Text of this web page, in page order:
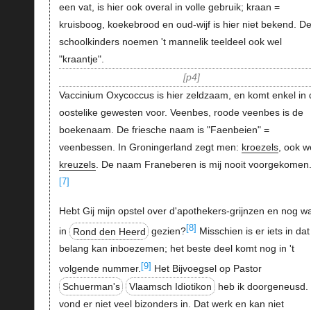
een vat, is hier ook overal in volle gebruik; kraan =
kruisboog, koekebrood en oud-wijf is hier niet bekend. De
schoolkinders noemen 't mannelik teeldeel ook wel
"kraantje".
p4
Vaccinium Oxycoccus is hier zeldzaam, en komt enkel in
oostelike gewesten voor. Veenbes, roode veenbes is de
boekenaam. De friesche naam is "Faenbeien" =
veenbessen. In Groningerland zegt men: kroezels, ook
kreuzels. De naam Franeberen is mij nooit
[7]
Hebt Gij mijn opstel over d'apothekers-grijnzen en nog
in
Rond den Heerd gezien? [8]
Misschien is er iets in
belang kan inboezemen; het beste deel komt nog in 't
volgende nummer. [9] Het Bijvoegsel op Pastor
Schuerman's
Vlaamsch Idiotikon
heb ik doorgeneusd.
vond er niet veel bizonders in. Dat werk en kan niet